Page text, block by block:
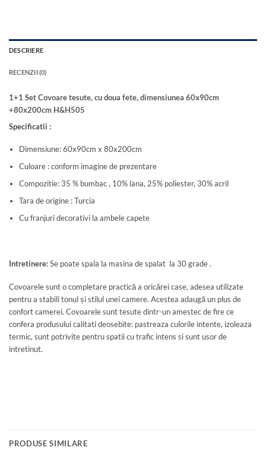
DESCRIERE
RECENZII (0)
1+1 Set Covoare tesute, cu doua fete, dimensiunea 60x90cm
+80x200cm H&H505
Specificatii :
Dimensiune: 60x90cm x 80x200cm
Culoare : conform imagine de prezentare
Compozitie: 35 % bumbac , 10% lana, 25% poliester, 30% acril
Tara de origine : Turcia
Cu franjuri decorativi la ambele capete
Intretinere:Se poate spala la masina de spalat la 30 grade .
Covoarele sunt o completare practică a oricărei case, adesea utilizate
pentru a stabili tonul și stilul unei camere. Acestea adaugă un plus de
confort camerei. Covoarele sunt tesute dintr-un amestec de fire ce
confera produsului calitati deosebite: pastreaza culorile intente, izoleaza
termic, sunt potrivite pentru spatii cu trafic intens si sunt usor de
intretinut.
PRODUSE SIMILARE